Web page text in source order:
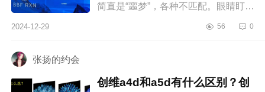
简直是“噩梦”，各种不匹配。眼睛盯着
但TCL会议电视一来哇哦，下...
2024-12-29 56 0
张扬的约会
创维a4d和a5d有什么区别？创